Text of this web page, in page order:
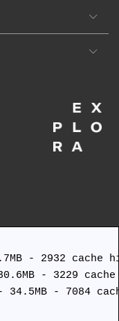
del Paine
- 2932 cache
- 3229
- 7084